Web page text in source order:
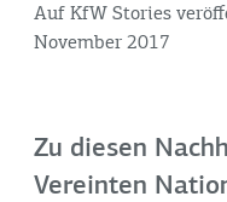
Auf KfW Stories
November 2017
Zu diesen
Vereinten